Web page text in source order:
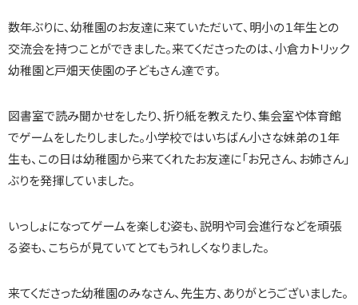
数年ぶりに、幼稚園のお友達に来ていただいて、明小の１年生との
交流会を持つことができました。来てくださったのは、小倉カトリック
幼稚園と戸畑天使園の子どもさん達です。
図書室で読み聞かせをしたり、折り紙を教えたり、集会室や体育館
でゲームをしたりしました。小学校ではいちばん小さな妹弟の１年
生も、この日は幼稚園から来てくれたお友達に「お兄さん、お姉さん」
ぶりを発揮していました。
いっしょになってゲームを楽しむ姿も、説明や司会進行などを頑張
る姿も、こちらが見ていてとてもうれしくなりました。
来てくださった幼稚園のみなさん、先生方、ありがとうございました。